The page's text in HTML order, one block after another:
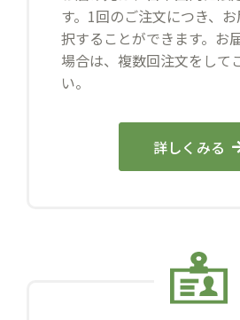
す。1回のご注文につき、
択することができます。お
場合は、複数回注文をして
い。
詳しくみる